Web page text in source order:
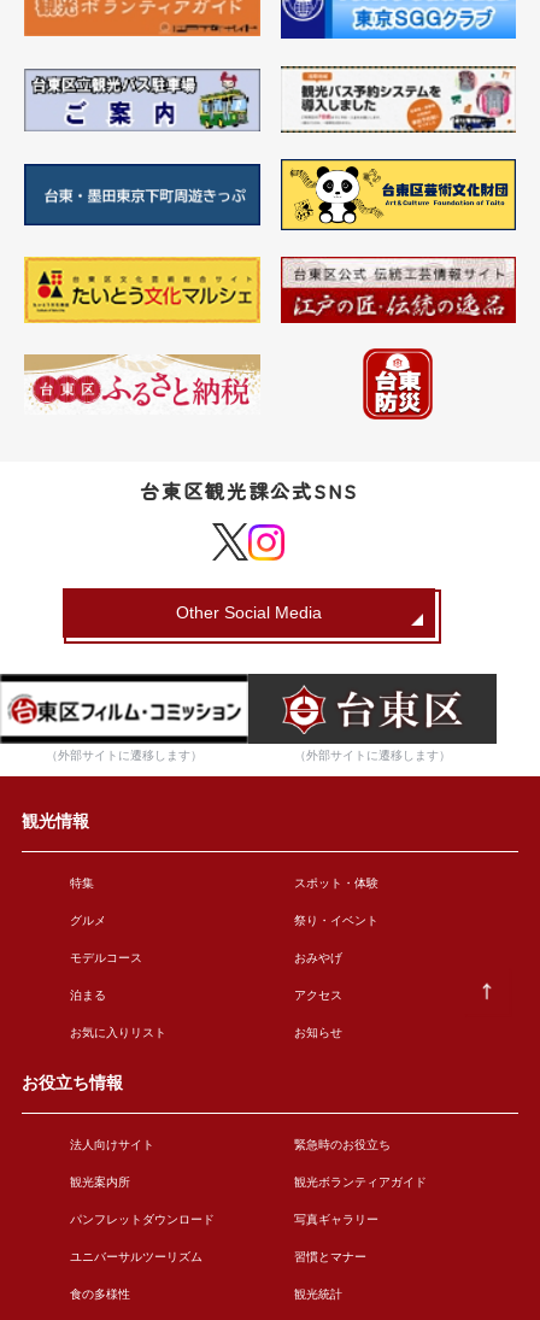
台東区観光課公式SNS
Other Social Media
（外部サイトに遷移します） （外部サイトに遷移します）
観光情報
特集 スポット・体験
グルメ 祭り・イベント
モデルコース おみやげ
泊まる アクセス
お気に入りリスト お知らせ
お役立ち情報
法人向けサイト 緊急時のお役立ち
観光案内所 観光ボランティアガイド
パンフレットダウンロード 写真ギャラリー
ユニバーサルツーリズム 習慣とマナー
食の多様性 観光統計